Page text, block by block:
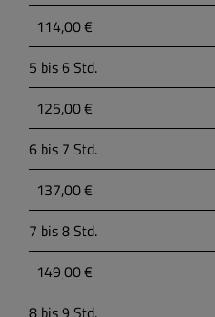
114,00 €
5 bis 6 Std.
125,00 €
6 bis 7 Std.
137,00 €
7 bis 8 Std.
149,00 €
8 bis 9 Std.